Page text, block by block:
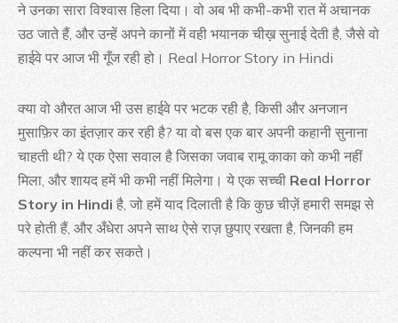
ने उनका सारा विश्वास हिला दिया। वो अब भी कभी-कभी रात में अचानक
उठ जाते हैं, और उन्हें अपने कानों में वही भयानक चीख़ सुनाई देती है, जैसे वो
हाईवे पर आज भी गूँज रही हो। Real Horror Story in Hindi
क्या वो औरत आज भी उस हाईवे पर भटक रही है, किसी और अनजान
मुसाफ़िर का इंतज़ार कर रही है? या वो बस एक बार अपनी कहानी सुनाना
चाहती थी? ये एक ऐसा सवाल है जिसका जवाब रामू काका को कभी नहीं
मिला, और शायद हमें भी कभी नहीं मिलेगा। ये एक सच्ची Real Horror
Story in Hindi है, जो हमें याद दिलाती है कि कुछ चीज़ें हमारी समझ से
परे होती हैं, और अँधेरा अपने साथ ऐसे राज़ छुपाए रखता है, जिनकी हम
कल्पना भी नहीं कर सकते।